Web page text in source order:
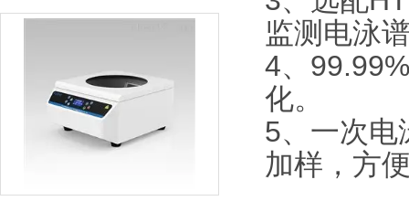
监测电泳
4、
化。
5、一次电
加样，方